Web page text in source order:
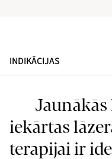
INDIKĀCIJAS
Jaunākās
iekārtas
terapijai ir